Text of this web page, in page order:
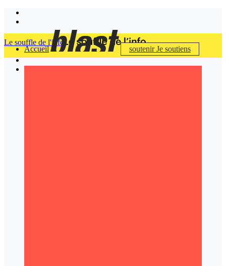
Accueil soutenirJe soutiens
Le souffle de l'info